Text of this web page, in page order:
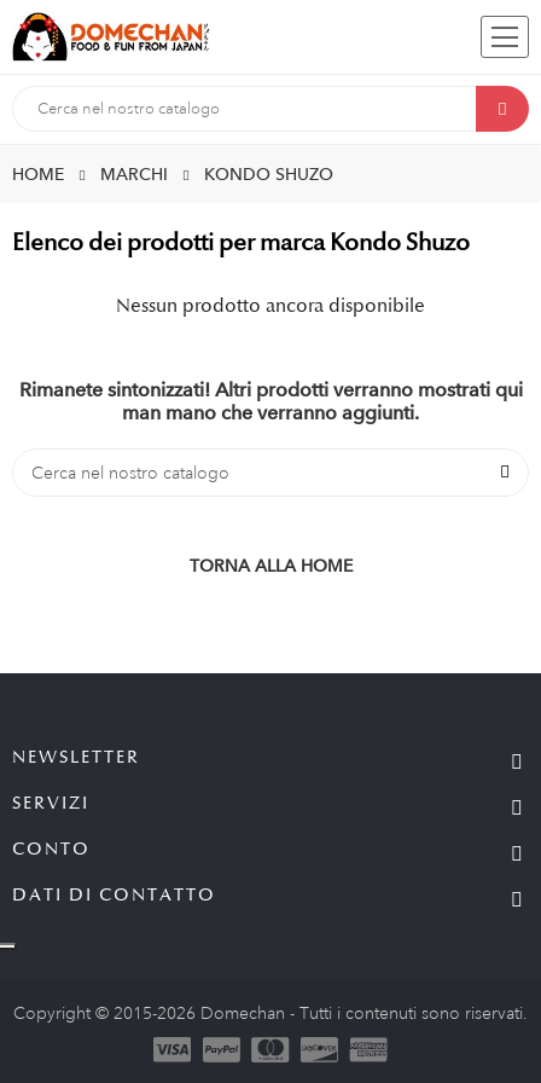
HOME MARCHI KONDO SHUZO
Elenco dei prodotti per marca Kondo Shuzo
Nessun prodotto ancora disponibile
Rimanete sintonizzati! Altri prodotti verranno mostrati qui
man mano che verranno aggiunti.
TORNA ALLA HOME
NEWSLETTER
SERVIZI
CONTO
DATI DI CONTATTO
Copyright © 2015-2026 Domechan - Tutti i contenuti sono riservati.